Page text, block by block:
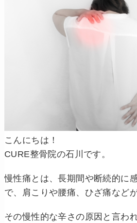
こんにちは！
CURE整骨院の石川です。
慢性痛とは、長期間や断続的に
で、肩こりや腰痛、ひざ痛など
その慢性的な辛さの原因と言わ